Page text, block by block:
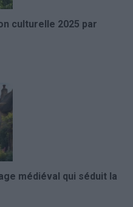
culturelle 2025 par
médiéval qui séduit la